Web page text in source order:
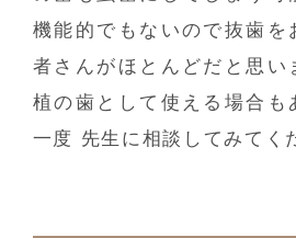
機能的でもないので抜歯を
者さんがほとんどだと思い
植の歯として使える場合も
一度 先生に相談してみてく